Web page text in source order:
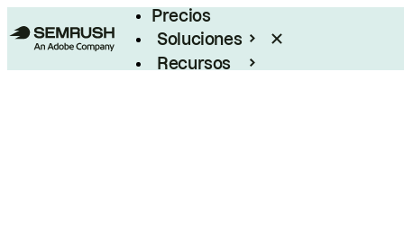
Precios
Soluciones
Recursos